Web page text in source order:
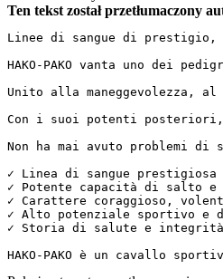
Ten tekst został przetłumaczony
Linee di sangue di
HAKO-PAKO vanta uno dei
Unito alla maneggevolezza,
Con i suoi potenti posteriori,
Non ha mai avuto problemi
✓ Linea di sangue
✓ Potente capacità di salto
✓ Carattere coraggioso,
✓ Alto potenziale sportivo e
✓ Storia di salute e integrità
HAKO-PAKO è un cavallo